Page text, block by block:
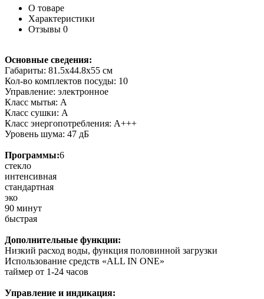
О товаре
Характеристики
Отзывы 0
Основные сведения:
Габариты: 81.5х44.8х55 см
Кол-во комплектов посуды: 10
Управление: электронное
Класс мытья: A
Класс сушки: A
Класс энергопотребления: A+++
Уровень шума: 47 дБ
Программы:6
стекло
интенсивная
стандартная
эко
90 минут
быстрая
Дополнительные функции:
Низкий расход воды, функция половинной загрузки
Использование средств «ALL IN ONE»
таймер от 1-24 часов
Управление и индикация: